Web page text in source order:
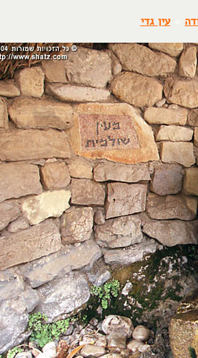
»עין גדי